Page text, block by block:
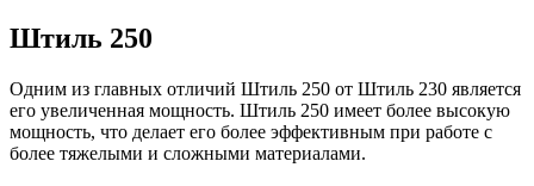
Штиль 250
Одним из главных отличий Штиль 250 от Штиль 230 является
его увеличенная мощность. Штиль 250 имеет более высокую
мощность, что делает его более эффективным при работе с
более тяжелыми и сложными материалами.